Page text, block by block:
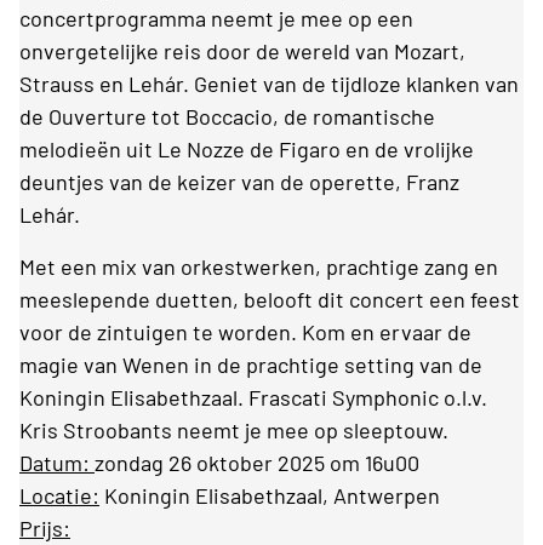
concertprogramma neemt je mee op een
onvergetelijke reis door de wereld van Mozart,
Strauss en Lehár. Geniet van de tijdloze klanken van
de Ouverture tot Boccacio, de romantische
melodieën uit Le Nozze de Figaro en de vrolijke
deuntjes van de keizer van de operette, Franz
Lehár.
Met een mix van orkestwerken, prachtige zang en
meeslepende duetten, belooft dit concert een feest
voor de zintuigen te worden. Kom en ervaar de
magie van Wenen in de prachtige setting van de
Koningin Elisabethzaal. Frascati Symphonic o.l.v.
Kris Stroobants neemt je mee op sleeptouw.
Datum: zondag 26 oktober 2025 om 16u00
Locatie: Koningin Elisabethzaal, Antwerpen
Prijs: